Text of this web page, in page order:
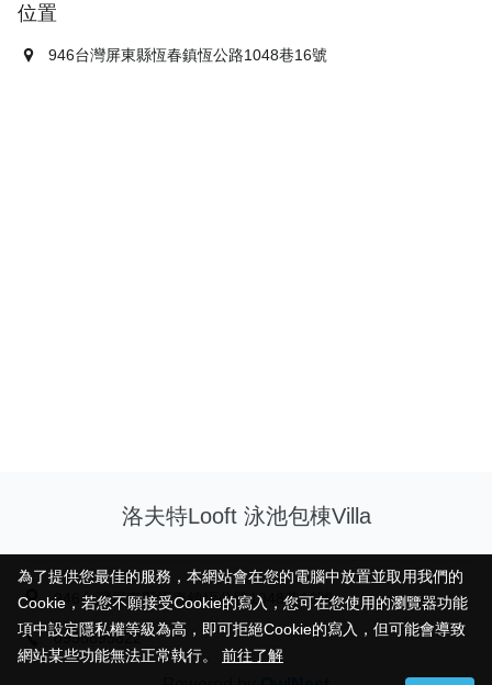
位置
946台灣屏東縣恆春鎮恆公路1048巷16號
洛夫特Looft 泳池包棟Villa
946台灣屏東縣恆春鎮恆公路1048巷16號
0958895822
為了提供您最佳的服務，本網站會在您的電腦中放置並取用我們的
Cookie，若您不願接受Cookie的寫入，您可在您使用的瀏覽器功能
項中設定隱私權等級為高，即可拒絕Cookie的寫入，但可能會導致
網站某些功能無法正常執行。 前往了解
為了提供您最佳的服務，本網站會在您的電腦中放置並取用我們的
Cookie，若您不願接受Cookie的寫入，您可在您使用的瀏覽器功能
項中設定隱私權等級為高，即可拒絕Cookie的寫入，但可能會導致
網站某些功能無法正常執行。 前往了解